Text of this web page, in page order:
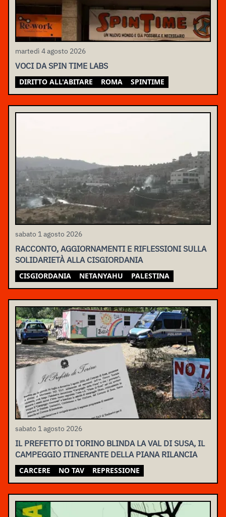
martedì 4 agosto 2026
VOCI DA SPIN TIME LABS
DIRITTO ALL'ABITARE ROMA SPINTIME
sabato 1 agosto 2026
RACCONTO, AGGIORNAMENTI E RIFLESSIONI SULLA
SOLIDARIETÀ ALLA CISGIORDANIA
CISGIORDANIA NETANYAHU PALESTINA
sabato 1 agosto 2026
IL PREFETTO DI TORINO BLINDA LA VAL DI SUSA, IL
CAMPEGGIO ITINERANTE DELLA PIANA RILANCIA
CARCERE NO TAV REPRESSIONE